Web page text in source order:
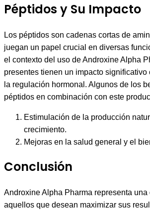
Péptidos y Su Impacto
Los péptidos son cadenas cortas de
juegan un papel crucial en diversas
el contexto del uso de Androxine Alpha
presentes tienen un impacto
la regulación hormonal. Algunos de los
péptidos en combinación con este
Estimulación de la producción
crecimiento.
Mejoras en la salud general y el
Conclusión
Androxine Alpha Pharma representa
aquellos que desean maximizar sus